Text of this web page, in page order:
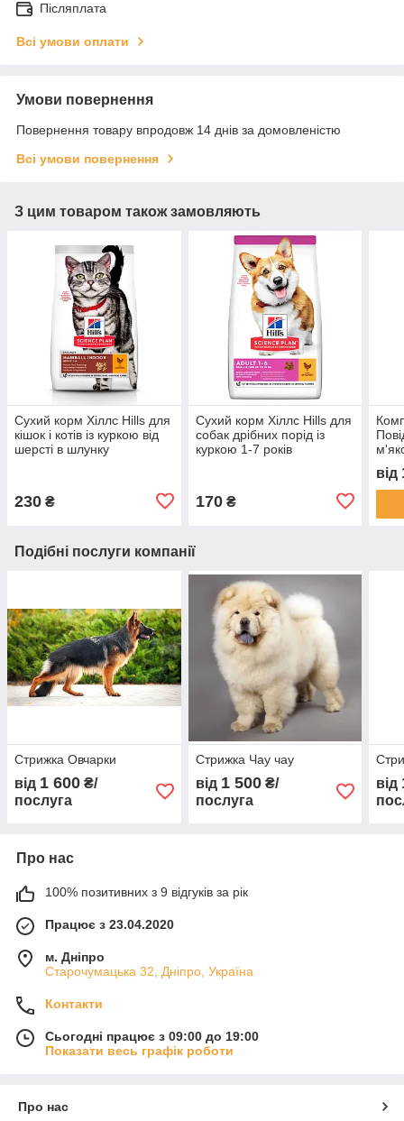
Післяплата
Всі умови оплати
Умови повернення
Повернення товару впродовж 14 днів за домовленістю
Всі умови повернення
З цим товаром також замовляють
Сухий корм Хіллс Hills для
кішок і котів із куркою від
шерсті в шлунку
230 ₴
Сухий корм Хіллс Hills для
собак дрібних порід із
куркою 1-7 років
170₴
від
Подібні послуги компанії
Стрижка Овчарки
від 1 600 ₴/
послуга
Стрижка Чау чау
від 1 500₴/
послуга
від
Про нас
100% позитивних з 9 відгуків за рік
Працює з 23.04.2020
м. Дніпро
Старочумацька 32, Дніпро, Україна
Контакти
Сьогодні працює з 09:00 до 19:00
Показати весь графік роботи
Про нас